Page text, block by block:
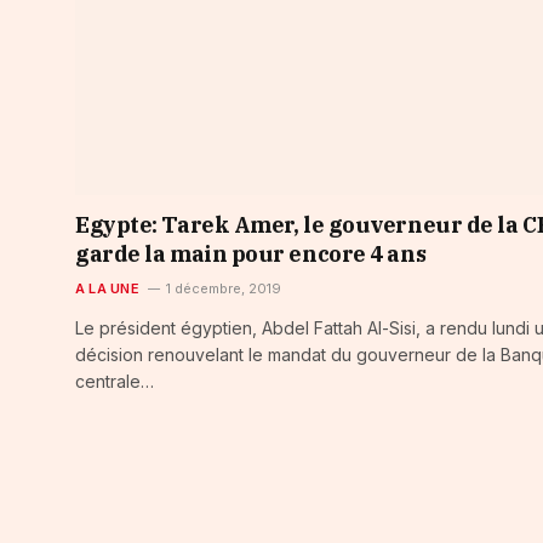
Egypte: Tarek Amer, le gouverneur de la
garde la main pour encore 4 ans
A LA UNE 1 décembre, 2019
Le président égyptien, Abdel Fattah Al-Sisi, a rendu lundi
décision renouvelant le mandat du gouverneur de la
centrale…